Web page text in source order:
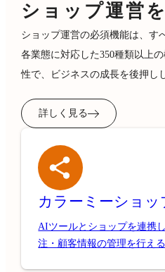
ショップ運営
ショップ運営の必須機能は、す
各業態に対応した350種類以上
性で、ビジネスの成長を後押し
詳しく見る
カラーミーショッ
AIツールとショップを連携
注・顧客情報の管理を行え